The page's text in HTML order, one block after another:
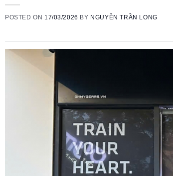
POSTED ON 17/03/2026 BY NGUYỄN TRẦN LONG